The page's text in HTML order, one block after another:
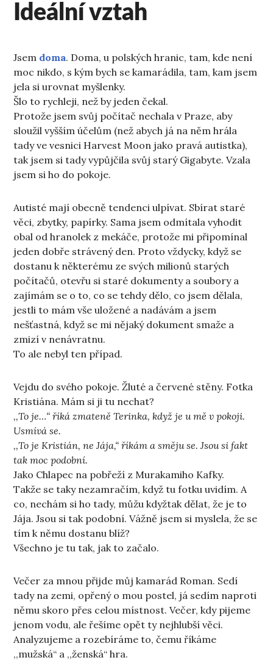
Ideální vztah
Jsem doma. Doma, u polských hranic, tam, kde není
moc nikdo, s kým bych se kamarádila, tam, kam jsem
jela si urovnat myšlenky.
Šlo to rychleji, než by jeden čekal.
Protože jsem svůj počítač nechala v Praze, aby
sloužil vyšším účelům (než abych já na něm hrála
tady ve vesnici Harvest Moon jako pravá autistka),
tak jsem si tady vypůjčila svůj starý Gigabyte. Vzala
jsem si ho do pokoje.
Autisté mají obecně tendenci ulpívat. Sbírat staré
věci, zbytky, papírky. Sama jsem odmítala vyhodit
obal od hranolek z mekáče, protože mi připomínal
jeden dobře strávený den. Proto vždycky, když se
dostanu k některému ze svých milionů starých
počítačů, otevřu si staré dokumenty a soubory a
zajímám se o to, co se tehdy dělo, co jsem dělala,
jestli to mám vše uložené a nadávám a jsem
nešťastná, když se mi nějaký dokument smaže a
zmizí v nenávratnu.
To ale nebyl ten případ.
Vejdu do svého pokoje. Žluté a červené stěny. Fotka
Kristiána. Mám si ji tu nechat?
,,To je…“ říká zmateně Terinka, když je u mě v pokoji.
Usmívá se.
,,To je Kristián, ne Jája,“ říkám a směju se. Jsou si fakt
tak moc podobní.
Jako Chlapec na pobřeží z Murakamiho Kafky.
Takže se taky nezamračím, když tu fotku uvidím. A
co, nechám si ho tady, můžu kdyžtak dělat, že je to
Jája. Jsou si tak podobní. Vážně jsem si myslela, že se
tím k němu dostanu blíž?
Všechno je tu tak, jak to začalo.
Večer za mnou přijde můj kamarád Roman. Sedí
tady na zemi, opřený o mou postel, já sedím naproti
němu skoro přes celou místnost. Večer, kdy pijeme
jenom vodu, ale řešíme opět ty nejhlubší věci.
Analyzujeme a rozebíráme to, čemu říkáme
,,mužská“ a ,,ženská“ hra.